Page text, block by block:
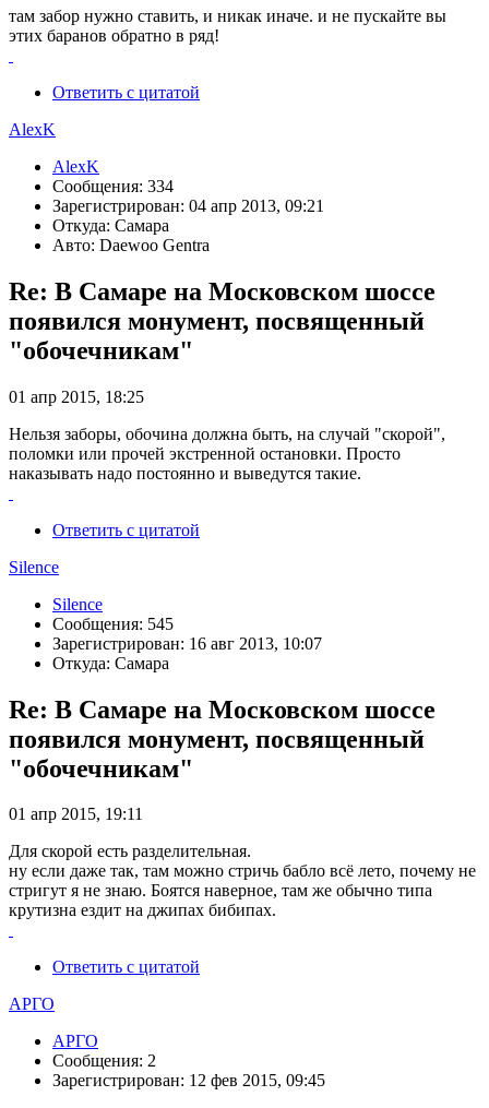
там забор нужно ставить, и никак иначе. и не пускайте вы
этих баранов обратно в ряд!
Ответить с цитатой
AlexK
AlexK
Сообщения: 334
Зарегистрирован: 04 апр 2013, 09:21
Откуда: Самара
Авто: Daewoo Gentra
Re: В Самаре на Московском шоссе
появился монумент, посвященный
"обочечникам"
01 апр 2015, 18:25
Нельзя заборы, обочина должна быть, на случай "скорой",
поломки или прочей экстренной остановки. Просто
наказывать надо постоянно и выведутся такие.
Ответить с цитатой
Silence
Silence
Сообщения: 545
Зарегистрирован: 16 авг 2013, 10:07
Откуда: Самара
Re: В Самаре на Московском шоссе
появился монумент, посвященный
"обочечникам"
01 апр 2015, 19:11
Для скорой есть разделительная.
ну если даже так, там можно стричь бабло всё лето, почему не
стригут я не знаю. Боятся наверное, там же обычно типа
крутизна ездит на джипах бибипах.
Ответить с цитатой
АРГО
АРГО
Сообщения: 2
Зарегистрирован: 12 фев 2015, 09:45